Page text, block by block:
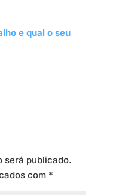
e qual o seu
será publicado.
com *